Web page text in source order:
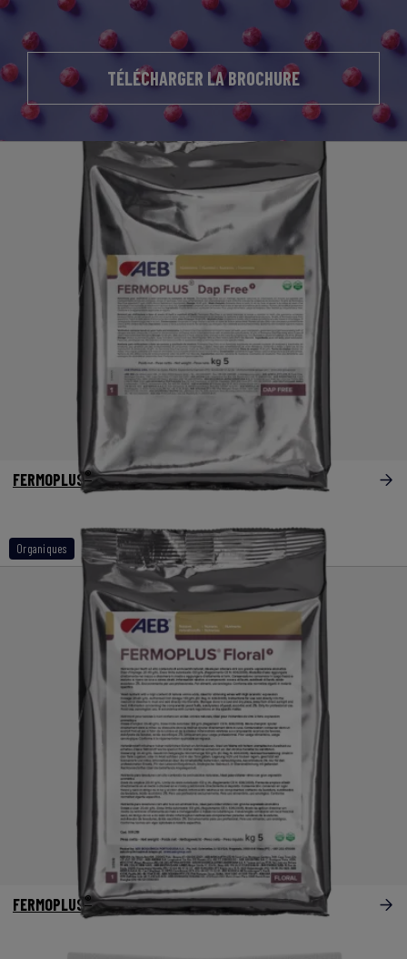
TÉLÉCHARGER LA BROCHURE
Organiques
FERMOPLUS®Dap Free
FERMOPLUS®Floral